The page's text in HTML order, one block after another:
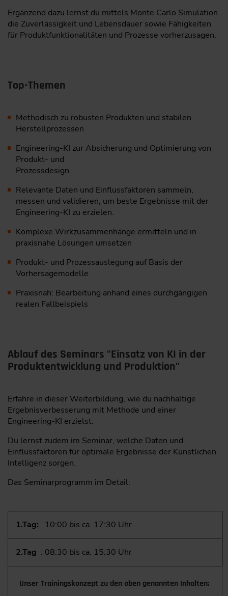
Ergänzend dazu lernst du mittels Monte Carlo Simulation
die Zuverlässigkeit und Lebensdauer sowie Fähigkeiten
für Produktfunktionalitäten und Prozesse vorherzusagen.
Top-Themen
Methodisch zu robusten Produkten und stabilen
Herstellprozessen
Engineering-KI zur Absicherung und Optimierung von
Produkt- und
Prozessdesign
Relevante Daten und Einflussfaktoren sammeln,
messen und validieren, um beste Ergebnisse mit der
Engineering-KI zu erzielen.
Komplexe Wirkzusammenhänge ermitteln und in
praxisnahe Lösungen umsetzen
Produkt- und Prozessauslegung auf Basis der
Vorhersagemodelle
Praxisnah: Bearbeitung anhand eines durchgängigen
realen Fallbeispiels
Ablauf des Seminars "Einsatz von KI in der
Produktentwicklung und Produktion"
Erfahre in dieser Weiterbildung, wie du nachhaltige
Ergebnisverbesserung mit Methode und einer
Engineering-KI erzielst.
Du lernst zudem im Seminar, welche Daten und
Einflussfaktoren für optimale Ergebnisse der Künstlichen
Intelligenz sorgen.
Das Seminarprogramm im Detail:
1.Tag: 10:00 bis ca. 17:30 Uhr
2.Tag : 08:30 bis ca. 15:30 Uhr
Unser Trainingskonzept zu den oben genannten Inhalten: